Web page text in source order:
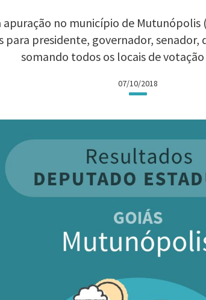
no município de Mutunópolis
para presidente, governador,
somando todos os locais de
07/10/2018